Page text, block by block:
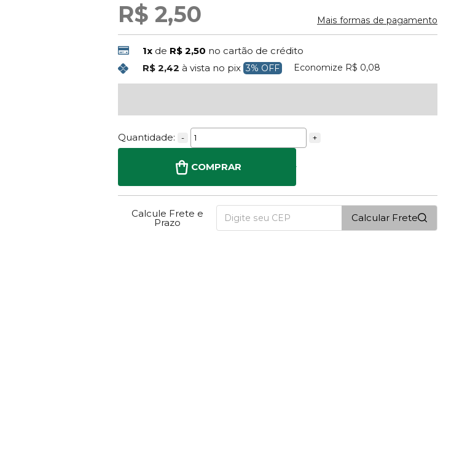
R$ 2,50 Mais formas de pagamento
1x de R$ 2,50 no cartão de crédito
R$ 2,42 à vista no pix 3% OFF Economize R$ 0,08
Quantidade: - +
COMPRAR
Calcule Frete e
Prazo Calcular Frete